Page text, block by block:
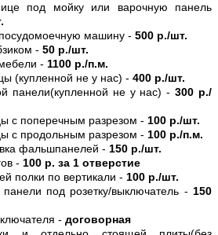
под мойку или варочную панель
машину - 500 р./шт.
- 50 р./шт.
- 1100 р./п.м.
(купленной не у нас) - 400 р./шт.
панели(купленной не у нас) -300 р./
с поперечным разрезом - 100 р./шт.
с продольным разрезом - 100 р./п.м.
фальшпанелей - 150 р./шт.
- 100 р. за 1 отверстие
полки по вертикали - 100 р./шт.
под розетку/выключатель - 150
- договорная